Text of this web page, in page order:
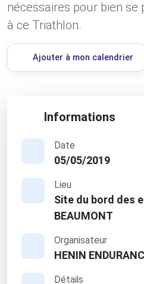
nécessaires pour bien se
à ce Triathlon.
Ajouter à mon calendrier
Informations
Date
05/05/2019
Lieu
Site du bord des
BEAUMONT
Organisateur
HENIN
Détails